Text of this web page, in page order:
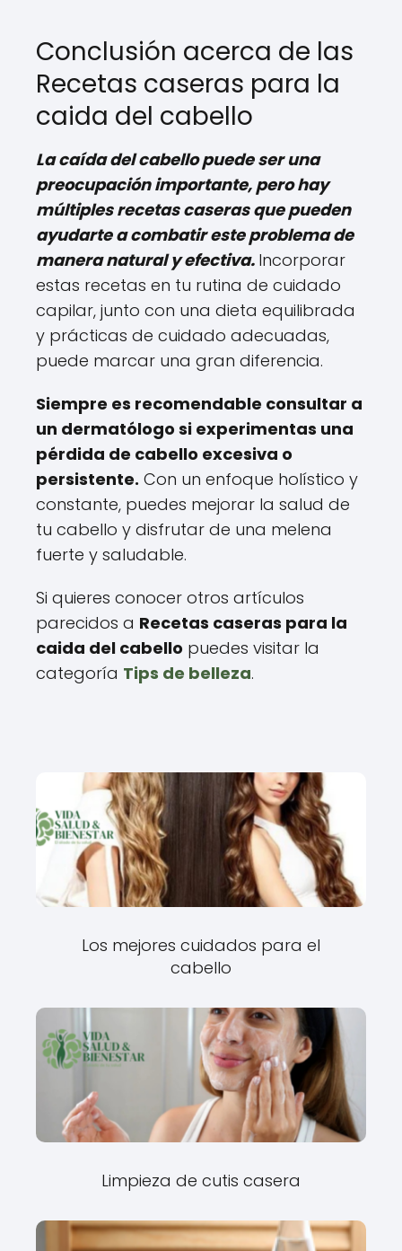
Conclusión acerca de las
Recetas caseras para la
caida del cabello
La caída del cabello puede ser una
preocupación importante, pero hay
múltiples recetas caseras que pueden
ayudarte a combatir este problema de
manera natural y efectiva. Incorporar
estas recetas en tu rutina de cuidado
capilar, junto con una dieta equilibrada
y prácticas de cuidado adecuadas,
puede marcar una gran diferencia.
Siempre es recomendable consultar a
un dermatólogo si experimentas una
pérdida de cabello excesiva o
persistente. Con un enfoque holístico y
constante, puedes mejorar la salud de
tu cabello y disfrutar de una melena
fuerte y saludable.
Si quieres conocer otros artículos
parecidos a Recetas caseras para la
caida del cabello puedes visitar la
categoría Tips de belleza.
Los mejores cuidados para el
cabello
Limpieza de cutis casera